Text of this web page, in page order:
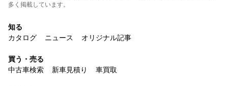
多く掲載しています。
知る
カタログ
ニュース オリジナル記事
買う・売る
中古車検索
新車見積り 車買取